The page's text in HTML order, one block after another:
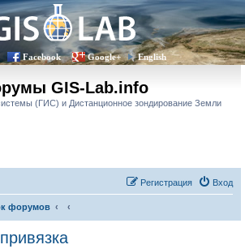
Facebook Google+ English
GIS-Lab.info
(ГИС) и Дистанционное зондирование Земли
Вход
Регистрация
форумов